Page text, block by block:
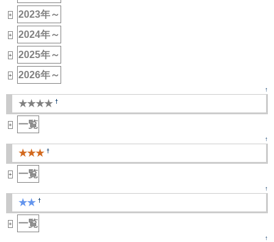
+ 2023年～
+ 2024年～
+ 2025年～
+ 2026年～
↑
★★★★ †
+ 一覧
↑
★★★ †
+ 一覧
↑
★★ †
+ 一覧
↑